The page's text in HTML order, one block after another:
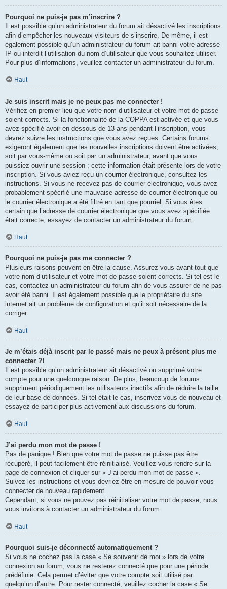
Pourquoi ne puis-je pas m’inscrire ?
Il est possible qu’un administrateur du forum ait désactivé les inscriptions
afin d’empêcher les nouveaux visiteurs de s’inscrire. De même, il est
également possible qu’un administrateur du forum ait banni votre adresse
IP ou interdit l’utilisation du nom d’utilisateur que vous souhaitez utiliser.
Pour plus d’informations, veuillez contacter un administrateur du forum.
Haut
Je suis inscrit mais je ne peux pas me connecter !
Vérifiez en premier lieu que votre nom d’utilisateur et votre mot de passe
soient corrects. Si la fonctionnalité de la COPPA est activée et que vous
avez spécifié avoir en dessous de 13 ans pendant l’inscription, vous
devrez suivre les instructions que vous avez reçues. Certains forums
exigeront également que les nouvelles inscriptions doivent être activées,
soit par vous-même ou soit par un administrateur, avant que vous
puissiez ouvrir une session ; cette information était présente lors de votre
inscription. Si vous aviez reçu un courrier électronique, consultez les
instructions. Si vous ne recevez pas de courrier électronique, vous avez
probablement spécifié une mauvaise adresse de courrier électronique ou
le courrier électronique a été filtré en tant que pourriel. Si vous êtes
certain que l’adresse de courrier électronique que vous avez spécifiée
était correcte, essayez de contacter un administrateur du forum.
Haut
Pourquoi ne puis-je pas me connecter ?
Plusieurs raisons peuvent en être la cause. Assurez-vous avant tout que
votre nom d’utilisateur et votre mot de passe soient corrects. Si tel est le
cas, contactez un administrateur du forum afin de vous assurer de ne pas
avoir été banni. Il est également possible que le propriétaire du site
internet ait un problème de configuration et qu’il soit nécessaire de la
corriger.
Haut
Je m’étais déjà inscrit par le passé mais ne peux à présent plus me
connecter ?!
Il est possible qu’un administrateur ait désactivé ou supprimé votre
compte pour une quelconque raison. De plus, beaucoup de forums
suppriment périodiquement les utilisateurs inactifs afin de réduire la taille
de leur base de données. Si tel était le cas, inscrivez-vous de nouveau et
essayez de participer plus activement aux discussions du forum.
Haut
J’ai perdu mon mot de passe !
Pas de panique ! Bien que votre mot de passe ne puisse pas être
récupéré, il peut facilement être réinitialisé. Veuillez vous rendre sur la
page de connexion et cliquer sur « J’ai perdu mon mot de passe ».
Suivez les instructions et vous devriez être en mesure de pouvoir vous
connecter de nouveau rapidement.
Cependant, si vous ne pouvez pas réinitialiser votre mot de passe, nous
vous invitons à contacter un administrateur du forum.
Haut
Pourquoi suis-je déconnecté automatiquement ?
Si vous ne cochez pas la case « Se souvenir de moi » lors de votre
connexion au forum, vous ne resterez connecté que pour une période
prédéfinie. Cela permet d’éviter que votre compte soit utilisé par
quelqu’un d’autre. Pour rester connecté, veuillez cocher la case « Se